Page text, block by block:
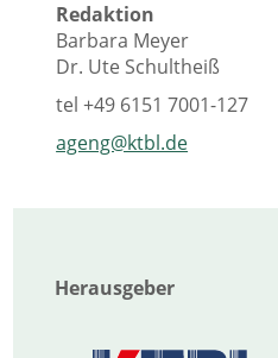
Redaktion
Barbara Meyer
Dr. Ute Schultheiß
tel+49 6151 7001-127
ageng@ktbl.de
Herausgeber